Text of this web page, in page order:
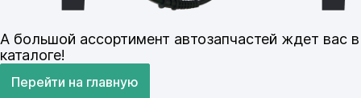
А большой ассортимент автозапчастей ждет вас в
каталоге!
Перейти на главную